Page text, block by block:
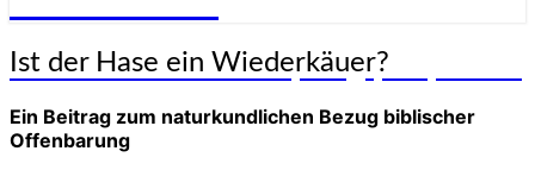
Wissenschaft aus Schöpfungsperspektive
Ist
der
Hase
ein
Wiederkäuer?
Ist der Hase ein Wiederkäuer?
Ein Beitrag zum naturkundlichen Bezug biblischer
Offenbarung